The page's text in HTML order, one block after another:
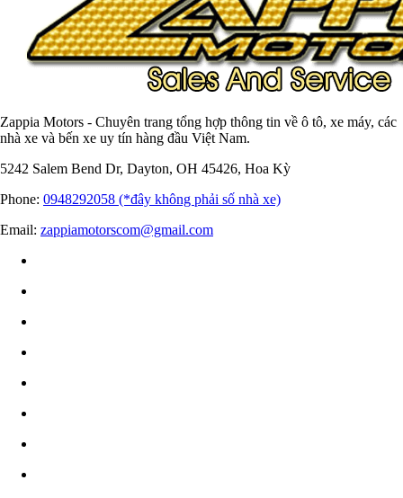
Zappia Motors - Chuyên trang tổng hợp thông tin về ô tô, xe máy, các
nhà xe và bến xe uy tín hàng đầu Việt Nam.
5242 Salem Bend Dr, Dayton, OH 45426, Hoa Kỳ
Phone: 0948292058 (*đây không phải số nhà xe)
Email: zappiamotorscom@gmail.com